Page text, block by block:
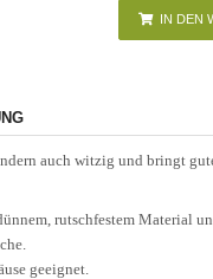
IN DEN
auch witzig und bringt
rutschfestem Material
geeignet.